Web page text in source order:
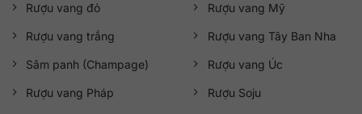
Rượu vang đỏ
Rượu vang trắng
Sâm panh (Champage)
Rượu vang Pháp
Rượu vang Mỹ
Rượu vang Tây Ban Nha
Rượu vang Úc
Rượu Soju